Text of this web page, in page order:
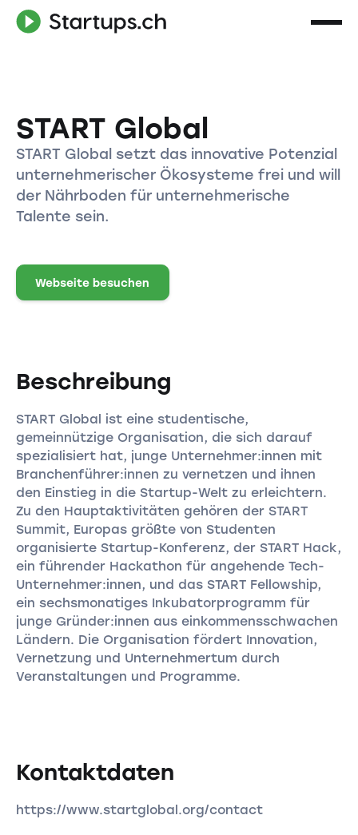
START Global
START Global setzt das innovative Potenzial
unternehmerischer Ökosysteme frei und will
der Nährboden für unternehmerische
Talente sein.
Webseite besuchen
Beschreibung
START Global ist eine studentische,
gemeinnützige Organisation, die sich darauf
spezialisiert hat, junge Unternehmer:innen mit
Branchenführer:innen zu vernetzen und ihnen
den Einstieg in die Startup-Welt zu erleichtern.
Zu den Hauptaktivitäten gehören der START
Summit, Europas größte von Studenten
organisierte Startup-Konferenz, der START Hack,
ein führender Hackathon für angehende Tech-
Unternehmer:innen, und das START Fellowship,
ein sechsmonatiges Inkubatorprogramm für
junge Gründer:innen aus einkommensschwachen
Ländern. Die Organisation fördert Innovation,
Vernetzung und Unternehmertum durch
Veranstaltungen und Programme.
Kontaktdaten
https://www.startglobal.org/contact